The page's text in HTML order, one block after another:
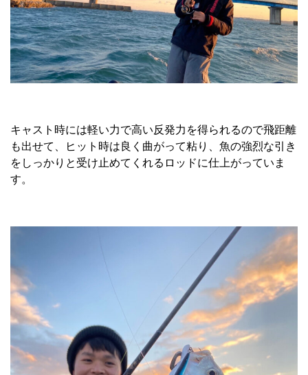
キャスト時には軽い力で高い反発力を得られるので飛距離
も出せて、ヒット時は良く曲がって粘り、魚の強烈な引き
をしっかりと受け止めてくれるロッドに仕上がっていま
す。